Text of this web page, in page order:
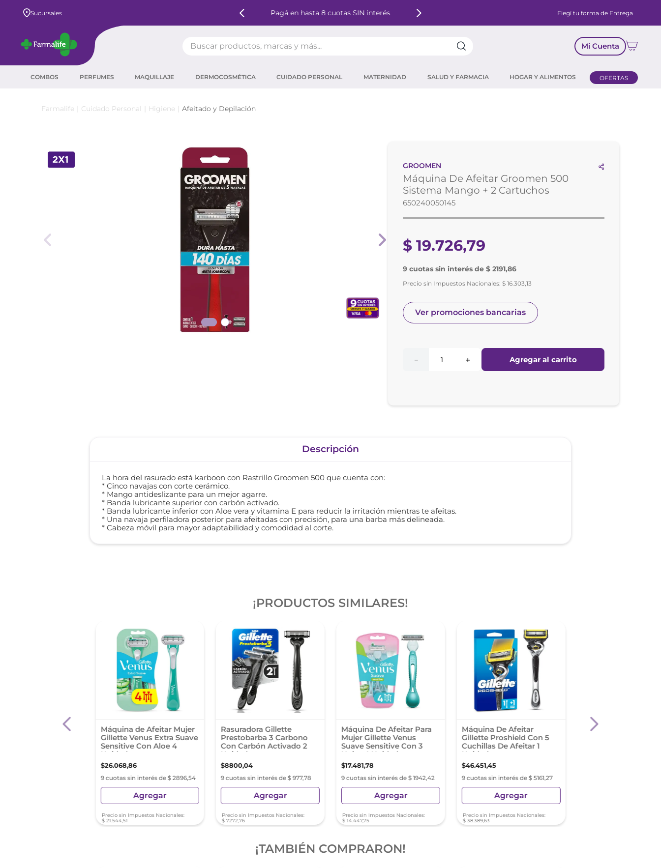
Sucursales Pagá en hasta 8 cuotas SIN interés Elegí tu forma de Entrega
Mi Cuenta
COMBOS PERFUMES MAQUILLAJE DERMOCOSMÉTICA CUIDADO PERSONAL MATERNIDAD SALUD Y FARMACIA HOGAR Y ALIMENTOS OFERTAS
Cuidado Personal Higiene Afeitado y Depilación
GROOMEN
Máquina De Afeitar Groomen 500
Sistema Mango + 2 Cartuchos
650240050145
$ 19.726,79
9 cuotas sin interés de $ 2191,86
Precio sin Impuestos Nacionales:$ 16.303,13
Ver promociones bancarias
＋
－ Agregar al carrito
Descripción
La hora del rasurado está karboon con Rastrillo Groomen 500 que cuenta con:
* Cinco navajas con corte cerámico.
* Mango antideslizante para un mejor agarre.
* Banda lubricante superior con carbón activado.
* Banda lubricante inferior con Aloe vera y vitamina E para reducir la irritación mientras te afeitas.
* Una navaja perfiladora posterior para afeitadas con precisión, para una barba más delineada.
* Cabeza móvil para mayor adaptabilidad y comodidad al corte.
¡PRODUCTOS SIMILARES!
De Afeitar Nivea
Máquina de Afeitar Mujer
Gillette Venus Extra Suave
Sensitive Con Aloe 4
Unidades
$26.068,86
9 cuotas sin interés de $ 2896,54
Agregar
Precio sin Impuestos Nacionales:
$ 21.544,51
Rasuradora Gillette
Prestobarba 3 Carbono
Con Carbón Activado 2
Unidades
$8800,04
9 cuotas sin interés de $ 977,78
Agregar
Precio sin Impuestos Nacionales:
$ 7272,76
Máquina De Afeitar Para
Mujer Gillette Venus
Suave Sensitive Con 3
Hojas 4 Unidades
$17.481,78
9 cuotas sin interés de $ 1942,42
Agregar
Precio sin Impuestos Nacionales:
$ 14.447,75
Máquina De Afeitar
Gillette Proshield Con 5
Cuchillas De Afeitar 1
Unidad
$46.451,45
9 cuotas sin interés de $ 5161,27
Agregar
Precio sin Impuestos Nacionales:
$ 38.389,63
Gillette Mach3
¡TAMBIÉN COMPRARON!
proteina
agua micelar
corrector
máscara pestañas
retinol
roche posay